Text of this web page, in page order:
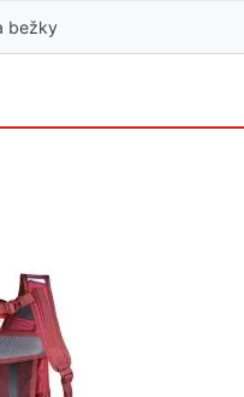
bežky